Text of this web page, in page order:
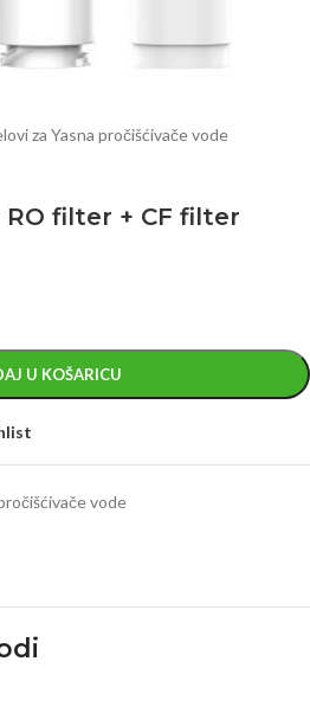
za Yasna pročišćivače vode
RO filter + CF filter
U KOŠARICU
vode